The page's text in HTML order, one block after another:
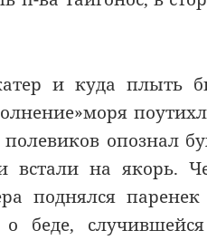
и куда плыть
опознал
встали на якорь.
поднялся паренек
о беде,